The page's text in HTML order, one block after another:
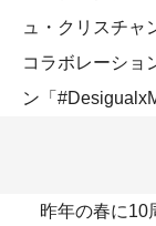
ュ・クリスチャ
コラボレーショ
ン「
昨年の春に10